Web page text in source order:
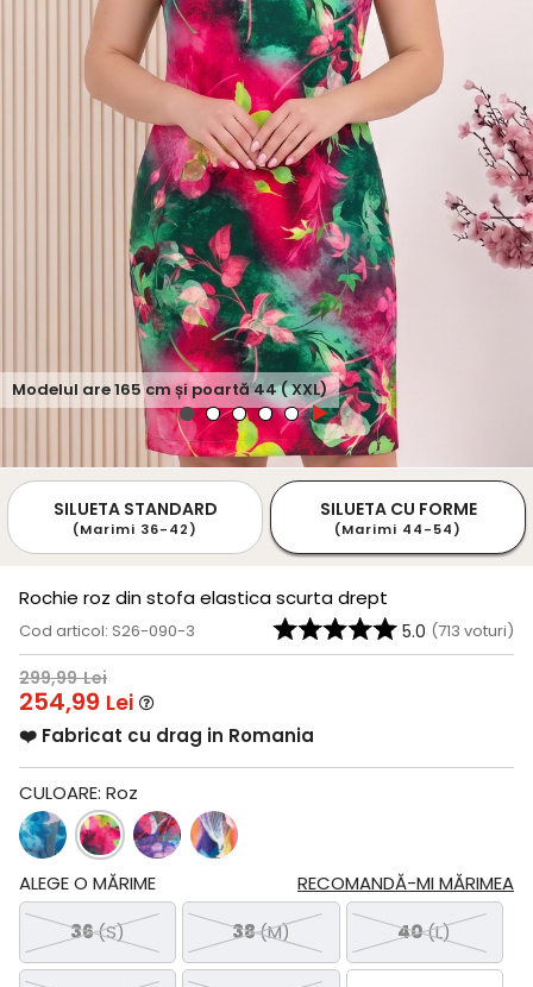
Modelul are165cm și poartă44 ( XXL)
SILUETA STANDARD
(Marimi 36-42)
SILUETA CU FORME
(Marimi 44-54)
Rochie roz din stofa elastica scurta drept
Cod articol: S26-090-3 5.0 (713 voturi)
299,99 Lei
254,99 Lei
❤️ Fabricat cu drag in Romania
CULOARE: Roz
RECOMANDĂ-MI MĂRIMEA
ALEGE O MĂRIME
36(S) 38(M) 40(L)